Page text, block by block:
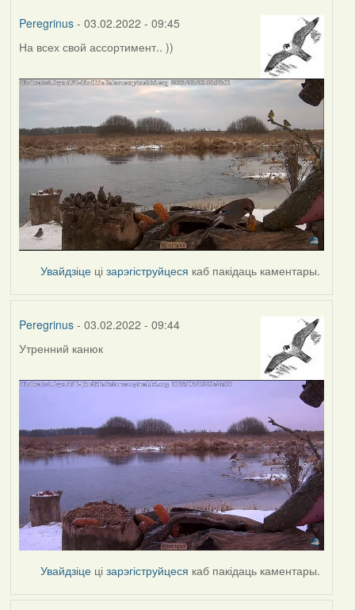
Peregrinus- 03.02.2022 - 09:45
На всех свой ассортимент.. ))
Увайдзіце цізарэгіструйцеся каб пакідаць каментары.
Peregrinus- 03.02.2022 - 09:44
Утренний канюк
Увайдзіце цізарэгіструйцеся каб пакідаць каментары.